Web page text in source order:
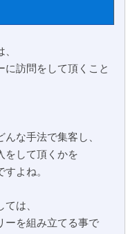
に訪問をして頂くこと
な手法で集客し、
をして頂くかを
よね。
は、
ーを組み立てる事で